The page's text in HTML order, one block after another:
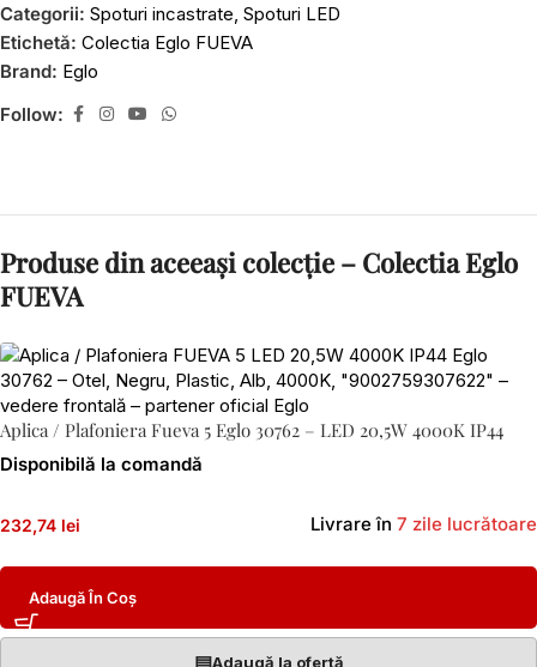
Categorii: Spoturi incastrate, Spoturi LED
Etichetă: Colectia Eglo FUEVA
Brand: Eglo
Follow:
Produse din aceeași colecție – Colectia Eglo
FUEVA
Aplica / Plafoniera Fueva 5 Eglo 30762 – LED 20,5W 4000K IP44
Disponibilă la comandă
232,74 lei Livrare în 7 zile lucrătoare
Adaugă În Coș
▤Adaugă la ofertă